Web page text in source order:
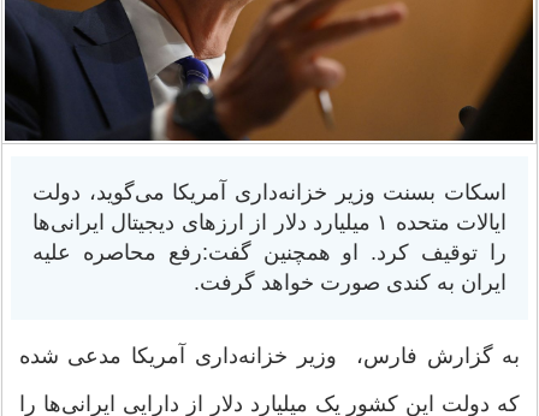
اسکات بسنت وزیر خزانه‌داری آمریکا می‌گوید، دولت
ایالات متحده ۱ میلیارد دلار از ارزهای دیجیتال ایرانی‌ها
را توقیف کرد. او همچنین گفت:رفع محاصره علیه
ایران به کندی صورت خواهد گرفت.
به گزارش فارس، وزیر خزانه‌داری آمریکا مدعی شده
که دولت این کشور یک‌ میلیارد دلار از دارایی ایرانی‌ها را